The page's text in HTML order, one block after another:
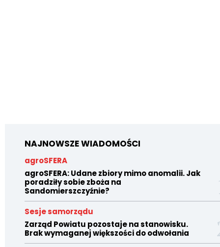
NAJNOWSZE WIADOMOŚCI
agroSFERA
agroSFERA: Udane zbiory mimo anomalii. Jak
poradziły sobie zboża na
Sandomierszczyźnie?
Sesje samorządu
Zarząd Powiatu pozostaje na stanowisku.
Brak wymaganej większości do odwołania